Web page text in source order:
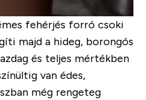
fehérjés forró csoki
majd a hideg, borongós
és teljes mértékben
van édes,
még rengeteg